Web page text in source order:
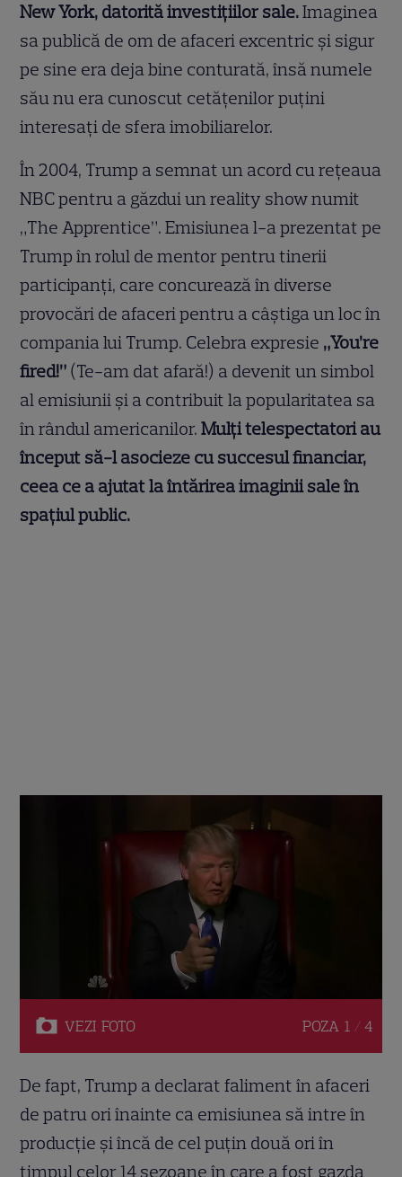
New York, datorită investițiilor sale.Imaginea
sa publică de om de afaceri excentric și sigur
pe sine era deja bine conturată, însă numele
său nu era cunoscut cetățenilor puțini
interesați de sfera imobiliarelor.
În 2004, Trump a semnat un acord cu rețeaua
NBC pentru a găzdui un reality show numit
„The Apprentice”. Emisiunea l-a prezentat pe
Trump în rolul de mentor pentru tinerii
participanți, care concurează în diverse
provocări de afaceri pentru a câștiga un loc în
compania lui Trump. Celebra expresie „You’re
fired!” (Te-am dat afară!) a devenit un simbol
al emisiunii și a contribuit la popularitatea sa
în rândul americanilor. Mulți telespectatori au
început să-l asocieze cu succesul financiar,
ceea ce a ajutat la întărirea imaginii sale în
spațiul public.
VEZI FOTO POZA 1 / 4
De fapt, Trump a declarat faliment în afaceri
de patru ori înainte ca emisiunea să intre în
producție și încă de cel puțin două ori în
timpul celor 14 sezoane în care a fost gazda